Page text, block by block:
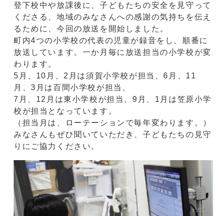
登下校中や放課後に、子どもたちの安全を見守って
くださる、地域のみなさんへの感謝の気持ちを伝え
るために、今回の放送を開始しました。
町内4つの小学校の代表の児童が録音をし、順番に
放送しています。一か月毎に放送担当の小学校が変
わります。
5月、10月、2月は須賀小学校が担当、6月、11
月、3月は百間小学校が担当、
7月、12月は東小学校が担当、9月、1月は笠原小学
校が担当となっています。
（担当月は、ローテーションで毎年変わります。）
みなさんもぜひ聞いていただき、子どもたちの見守
りにご協力ください。